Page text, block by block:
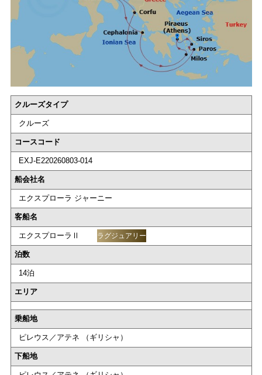
クルーズタイプ
クルーズ
コースコード
EXJ-E220260803-014
船会社名
エクスプローラ ジャーニー
客船名
エクスプローラⅡ ラグジュアリー
泊数
14泊
エリア
乗船地
ピレウス／アテネ （ギリシャ）
下船地